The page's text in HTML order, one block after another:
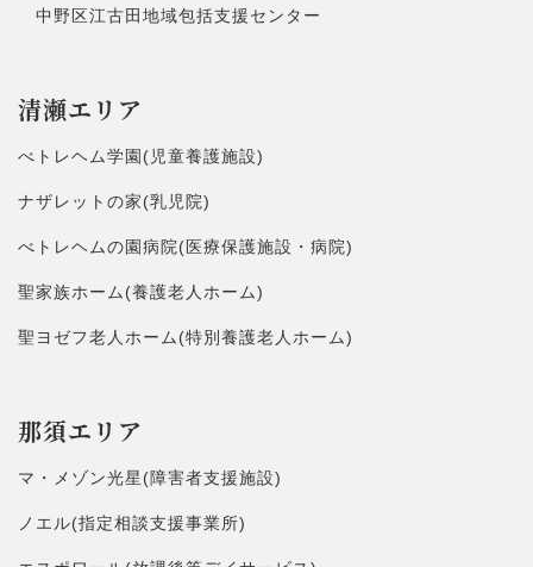
中野区江古田地域包括支援センター
清瀬エリア
べトレヘム学園(児童養護施設)
ナザレットの家(乳児院)
べトレヘムの園病院(医療保護施設・病院)
聖家族ホーム(養護老人ホーム)
聖ヨゼフ老人ホーム(特別養護老人ホーム)
那須エリア
マ・メゾン光星(障害者支援施設)
ノエル(指定相談支援事業所)